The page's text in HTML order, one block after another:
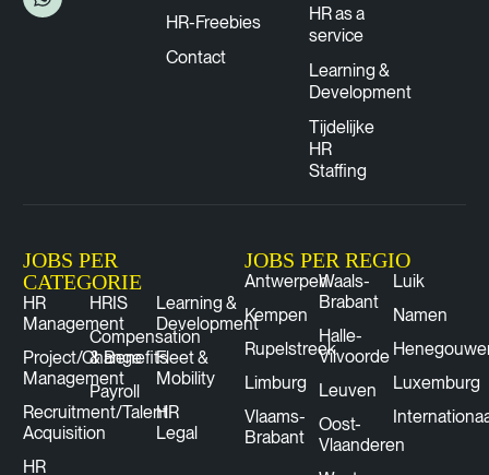
HR-Freebies
Contact
HR as a
service
Learning &
Development
Tijdelijke
HR
Staffing
JOBS PER
CATEGORIE
HR
Management
Project/Change
Management
Recruitment/Talent
Acquisition
HR
HRIS
Compensation
& Benefits
Payroll
Learning &
Development
Fleet &
Mobility
HR
Legal
JOBS PER REGIO
Antwerpen
Kempen
Rupelstreek
Limburg
Vlaams-
Brabant
Waals-
Brabant
Halle-
Vilvoorde
Leuven
Oost-
Vlaanderen
Luik
Namen
Luxemburg